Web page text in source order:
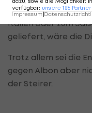
Hätte er
Italien oder zum
geliefert, wäre die
Trotz allem sei die
gegen Albon aber
der Steirer.
verfügbar: unsere 186 Partner
Impressum